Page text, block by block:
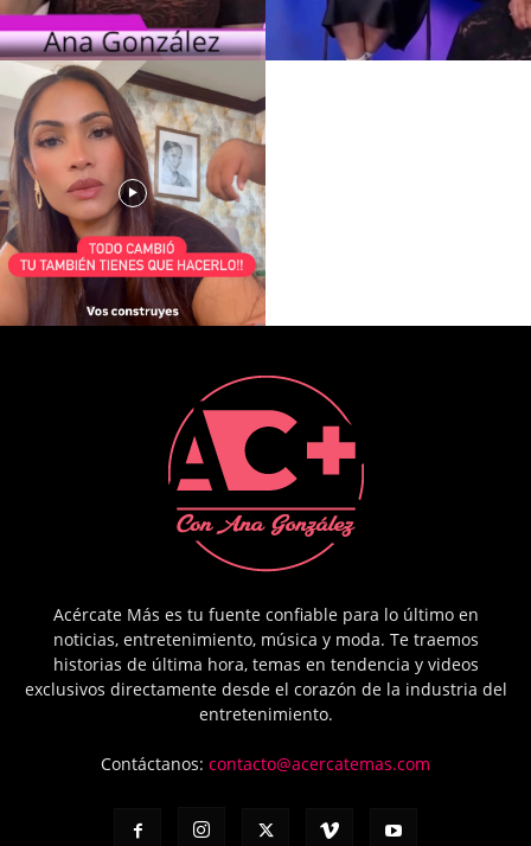
Acércate Más es tu fuente confiable para lo último en
noticias, entretenimiento, música y moda. Te traemos
historias de última hora, temas en tendencia y videos
exclusivos directamente desde el corazón de la industria del
entretenimiento.
Contáctanos: contacto@acercatemas.com